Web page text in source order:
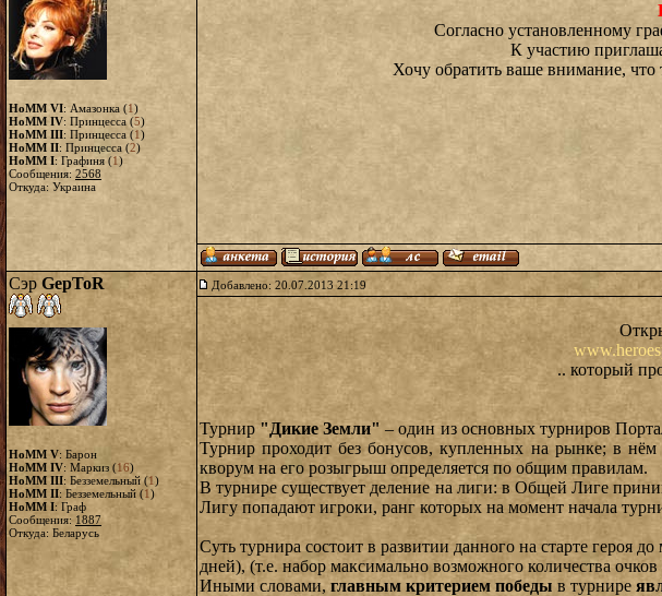
HoMM VI: Амазонка (1)
HoMM IV: Принцесса (5)
HoMM III: Принцесса (1)
HoMM II: Принцесса (2)
HoMM I: Графиня (1)
Сообщения: 2568
Откуда: Украина
Согласно установленному
К участию
Хочу обратить ваше внимание, что
Сэр GepToR
HoMM V: Барон
HoMM IV: Маркиз (16)
HoMM III: Безземельный (1)
HoMM II: Безземельный (1)
HoMM I: Граф
Сообщения: 1887
Откуда: Беларусь
Добавлено: 20.07.2013 21:19
.. который
Турнир"Дикие Земли" – один из основных турниров
Турнир проходит без бонусов, купленных на рынке; в
кворум на его розыгрыш определяется по общим правилам.
В турнире существует деление на лиги: в Общей Лиге
Лигу попадают игроки, ранг которых на момент начала
Суть турнира состоит в развитии данного на старте героя
дней), (т.е. набор максимально возможного количества
Иными словами, главным критерием победы в турнире